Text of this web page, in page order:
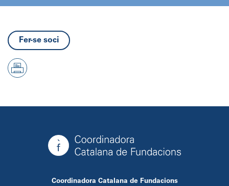
Fer-se soci
Coordinadora Catalana de Fundacions